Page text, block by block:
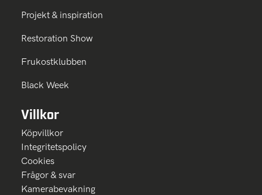
Projekt & inspiration
Restoration Show
Frukostklubben
Black Week
Villkor
Köpvillkor
Integritetspolicy
Cookies
Frågor & svar
Kamerabevakning